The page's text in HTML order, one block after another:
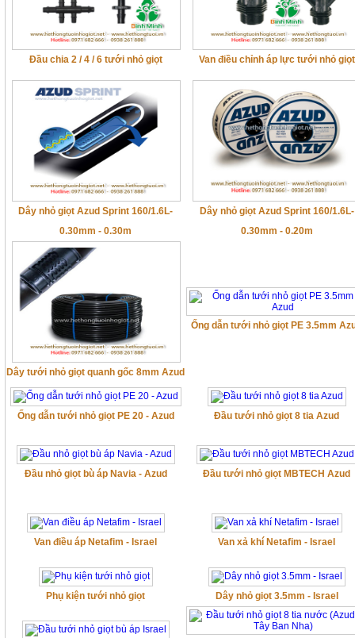
Đầu chia 2 / 4 / 6 tưới nhỏ giọt Van điều chỉnh áp lực tưới nhỏ giọt
Dây nhỏ giọt Azud Sprint 160/1.6L-
0.30mm - 0.30m
Dây nhỏ giọt Azud Sprint 160/1.6L-
0.30mm - 0.20m
Dây tưới nhỏ giọt quanh gốc 8mm Azud
Ống dẫn tưới nhỏ giọt PE 3.5mm
Ống dẫn tưới nhỏ giọt PE 20 - Azud Đầu tưới nhỏ giọt 8 tia Azud
Đầu nhỏ giọt bù áp Navia - Azud Đầu tưới nhỏ giọt MBTECH Azud
Van điều áp Netafim - Israel Van xả khí Netafim - Israel
Phụ kiện tưới nhỏ giọt Dây nhỏ giọt 3.5mm - Israel